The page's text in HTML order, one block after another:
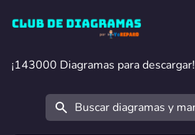
Club de Diagramas
¡143000 Diagramas para descargar!
¡143000 Diagramas para descargar!
Buscar